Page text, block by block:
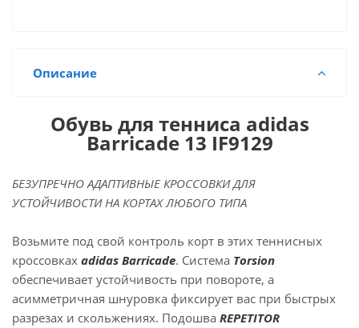
Описание
Обувь для тенниса adidas
Barricade 13 IF9129
БЕЗУПРЕЧНО АДАПТИВНЫЕ КРОССОВКИ ДЛЯ
УСТОЙЧИВОСТИ НА КОРТАХ ЛЮБОГО ТИПА
Возьмите под свой контроль корт в этих теннисных
кроссовках adidas Barricade. Система Torsion
обеспечивает устойчивость при повороте, а
асимметричная шнуровка фиксирует вас при быстрых
разрезах и скольжениях. Подошва REPETITOR